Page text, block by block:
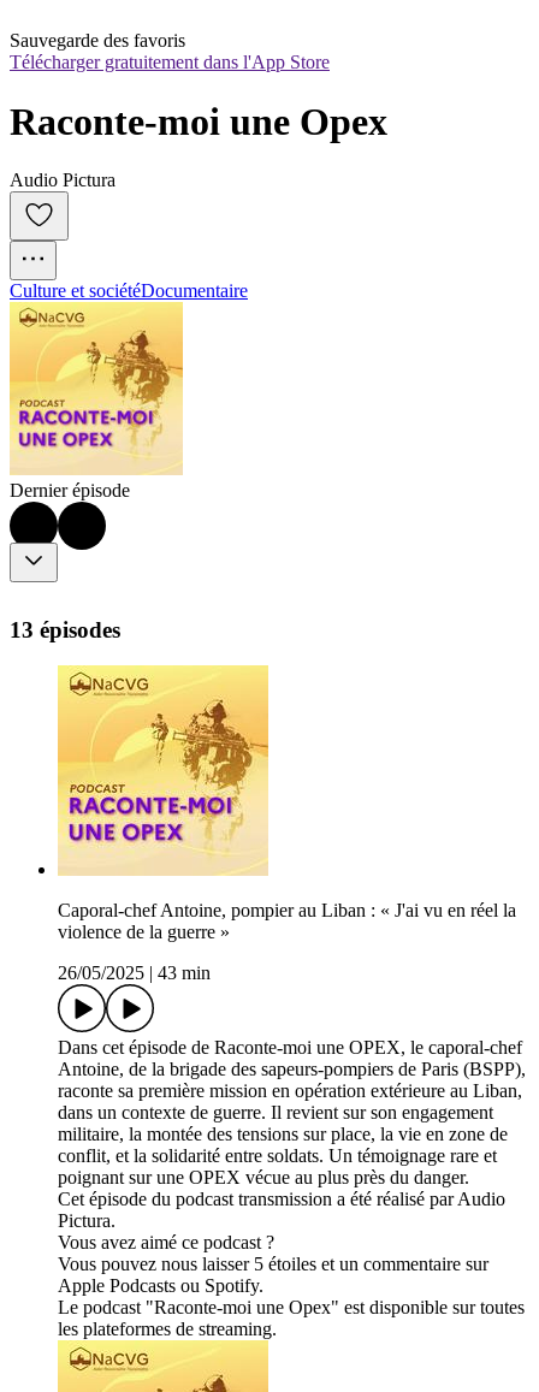
Sauvegarde des favoris
Télécharger gratuitement dans l'App Store
Raconte-moi une Opex
Audio Pictura
Culture et sociétéDocumentaire
Dernier épisode
13 épisodes
Caporal-chef Antoine, pompier au Liban : « J'ai vu en réel la
violence de la guerre »
26/05/2025
43 min
Dans cet épisode de Raconte-moi une OPEX, le caporal-chef
Antoine, de la brigade des sapeurs-pompiers de Paris (BSPP),
raconte sa première mission en opération extérieure au Liban,
dans un contexte de guerre. Il revient sur son engagement
militaire, la montée des tensions sur place, la vie en zone de
conflit, et la solidarité entre soldats. Un témoignage rare et
poignant sur une OPEX vécue au plus près du danger.
Cet épisode du podcast transmission a été réalisé par Audio
Pictura.
Vous avez aimé ce podcast ?
Vous pouvez nous laisser 5 étoiles et un commentaire sur
Apple Podcasts ou Spotify.
Le podcast "Raconte-moi une Opex" est disponible sur toutes
les plateformes de streaming.